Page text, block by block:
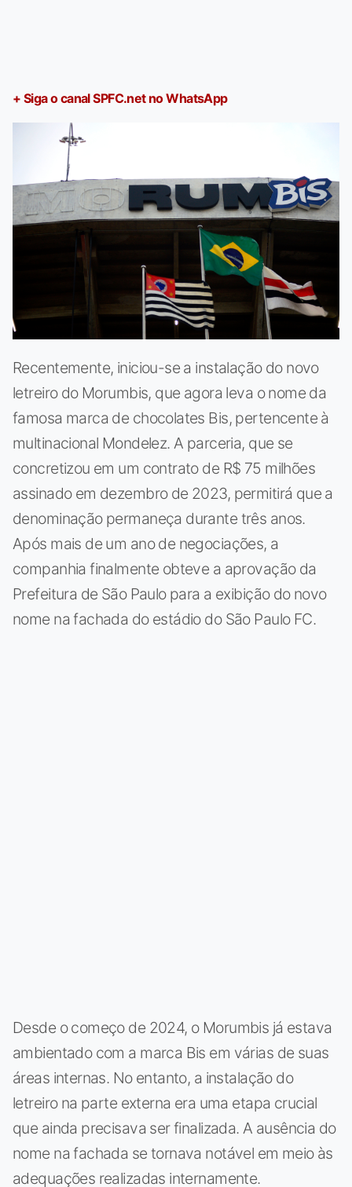
+ Siga o canal SPFC.net no WhatsApp
Recentemente, iniciou-se a instalação do novo
letreiro do Morumbis, que agora leva o nome da
famosa marca de chocolates Bis, pertencente à
multinacional Mondelez. A parceria, que se
concretizou em um contrato de R$ 75 milhões
assinado em dezembro de 2023, permitirá que a
denominação permaneça durante três anos.
Após mais de um ano de negociações, a
companhia finalmente obteve a aprovação da
Prefeitura de São Paulo para a exibição do novo
nome na fachada do estádio do São Paulo FC.
Desde o começo de 2024, o Morumbis já estava
ambientado com a marca Bis em várias de suas
áreas internas. No entanto, a instalação do
letreiro na parte externa era uma etapa crucial
que ainda precisava ser finalizada. A ausência do
nome na fachada se tornava notável em meio às
adequações realizadas internamente.